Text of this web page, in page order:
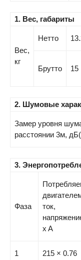
1. Вес, габариты
Вес,
кг
Нетто
Брутто 15
2. Шумовые
Замер уровня
расстоянии 3м,
3.
Фаза
ток,
x A
1 215 × 0.76